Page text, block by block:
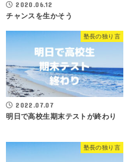
2020.06.12
チャンスを生かそう
塾長の独り言
2022.07.07
明日で高校生期末テストが終わり
塾長の独り言